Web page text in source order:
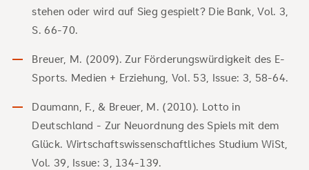
stehen oder wird auf Sieg gespielt? Die Bank, Vol. 3,
S. 66-70.
Breuer, M. (2009). Zur Förderungswürdigkeit des E-
Sports. Medien + Erziehung, Vol. 53, Issue: 3, 58-64.
Daumann, F., & Breuer, M. (2010). Lotto in
Deutschland - Zur Neuordnung des Spiels mit dem
Glück. Wirtschaftswissenschaftliches Studium WiSt,
Vol. 39, Issue: 3, 134-139.